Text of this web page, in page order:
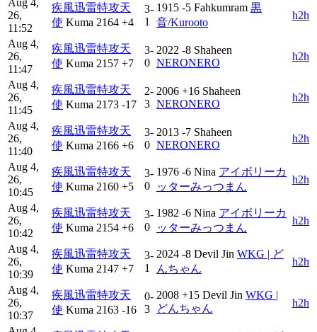
26,
11:52
疾風迅雷特攻天
使 Kuma 2164 +4
3-
1
1915 -5 Fahkumram 黒
音/Kurooto
h2h
Aug 4,
26,
11:47
疾風迅雷特攻天
使 Kuma 2157 +7
3-
0
2022 -8 Shaheen
NERONERO
h2h
Aug 4,
26,
11:45
疾風迅雷特攻天
使 Kuma 2173 -17
2-
3
2006 +16 Shaheen
NERONERO
h2h
Aug 4,
26,
11:40
疾風迅雷特攻天
使 Kuma 2166 +6
3-
0
2013 -7 Shaheen
NERONERO
h2h
Aug 4,
26,
10:45
疾風迅雷特攻天
使 Kuma 2160 +5
3-
0
1976 -6 Nina アイボリーカ
ッターみっつまん
h2h
Aug 4,
26,
10:42
疾風迅雷特攻天
使 Kuma 2154 +6
3-
0
1982 -6 Nina アイボリーカ
ッターみっつまん
h2h
Aug 4,
26,
10:39
疾風迅雷特攻天
使 Kuma 2147 +7
3-
1
2024 -8 Devil Jin WKG | ど
んちゃん
h2h
Aug 4,
26,
10:37
疾風迅雷特攻天
使 Kuma 2163 -16
0-
3
2008 +15 Devil Jin WKG |
どんちゃん
h2h